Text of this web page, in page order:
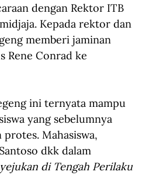
dengan Rektor ITB
Kepada rektor dan
memberi jaminan
Rene Conrad ke
ini ternyata mampu
yang sebelumnya
Mahasiswa,
dkk dalam
di Tengah Perilaku